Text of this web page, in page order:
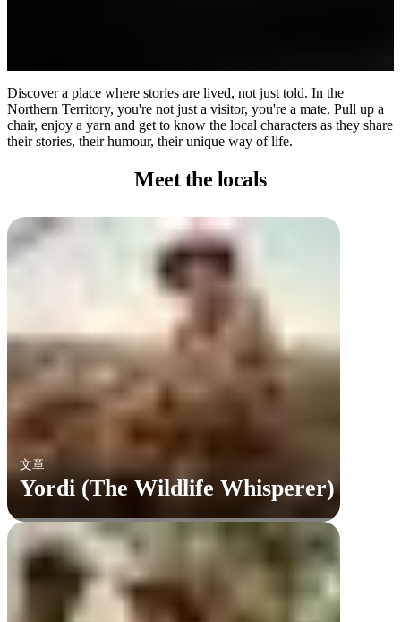
Discover a place where stories are lived, not just told. In the
Northern Territory, you're not just a visitor, you're a mate. Pull up a
chair, enjoy a yarn and get to know the local characters as they share
their stories, their humour, their unique way of life.
Meetthe locals
文章
Yordi (The Wildlife Whisperer)